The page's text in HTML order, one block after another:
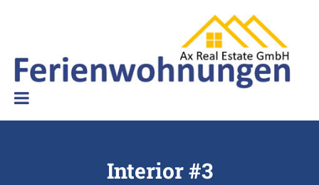
Ferienwohnungen Ax Real Estate
Interior #3